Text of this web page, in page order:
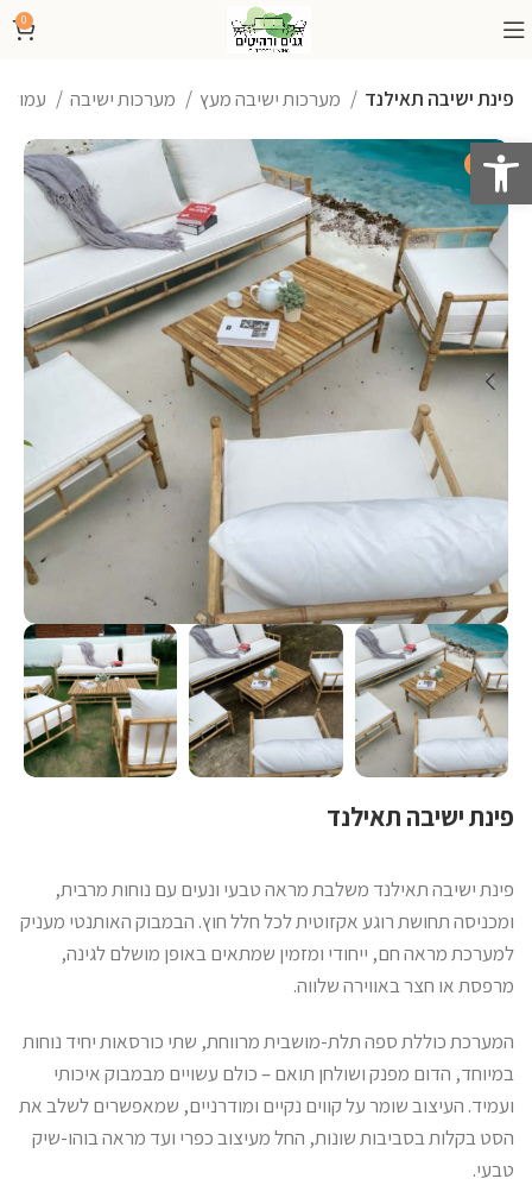
פתח סרגל נגישות
0
פינת ישיבה תאילנד
-16%
פינת ישיבה תאילנד
פינת ישיבה תאילנד משלבת מראה טבעי ונעים עם נוחות מרבית,
ומכניסה תחושת רוגע אקזוטית לכל חלל חוץ. הבמבוק האותנטי מעניק
למערכת מראה חם, ייחודי ומזמין שמתאים באופן מושלם לגינה,
מרפסת או חצר באווירה שלווה.
המערכת כוללת ספה תלת-מושבית מרווחת, שתי כורסאות יחיד נוחות
במיוחד, הדום מפנק ושולחן תואם – כולם עשויים מבמבוק איכותי
ועמיד. העיצוב שומר על קווים נקיים ומודרניים, שמאפשרים לשלב את
הסט בקלות בסביבות שונות, החל מעיצוב כפרי ועד מראה בוהו-שיק
טבעי.